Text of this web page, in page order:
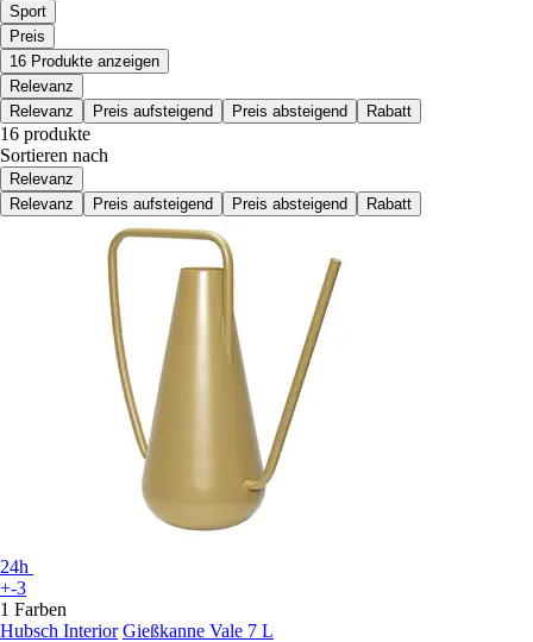
Sport
Preis
16 Produkte anzeigen
Relevanz
Relevanz
Preis aufsteigend Preis absteigend Rabatt
16 produkte
Sortieren nach
Relevanz
Relevanz
Preis aufsteigend Preis absteigend Rabatt
24h
+-3
1 Farben
Hubsch Interior Gießkanne Vale 7 L